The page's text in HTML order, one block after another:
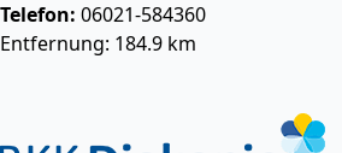
Telefon: 06021-584360
Entfernung: 184.9 km